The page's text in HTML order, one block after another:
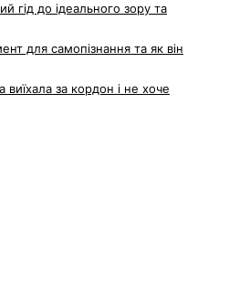
гід до ідеального зору та
для самопізнання та як він
за кордон і не хоче